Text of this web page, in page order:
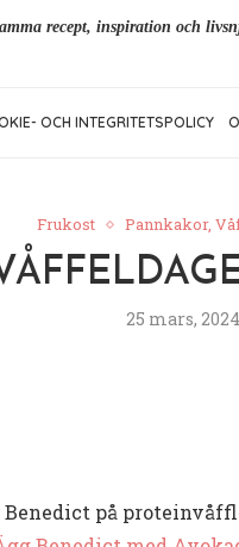
recept, inspiration och
OCH INTEGRITETSPOLICY
Frukost Pannkakor,
25 mars, 2024
på